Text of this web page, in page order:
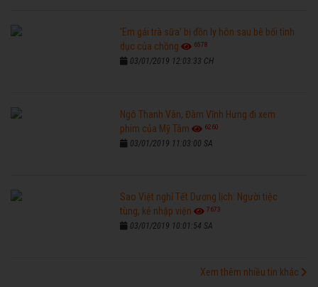
'Em gái trà sữa' bị đồn ly hôn sau bê bối tình
dục của chồng
6578
03/01/2019 12:03:33 CH
Ngô Thanh Vân, Đàm Vĩnh Hưng đi xem
phim của Mỹ Tâm
6260
03/01/2019 11:03:00 SA
Sao Việt nghỉ Tết Dương lịch: Người tiệc
tùng, kẻ nhập viện
7673
03/01/2019 10:01:54 SA
Xem thêm nhiều tin khác